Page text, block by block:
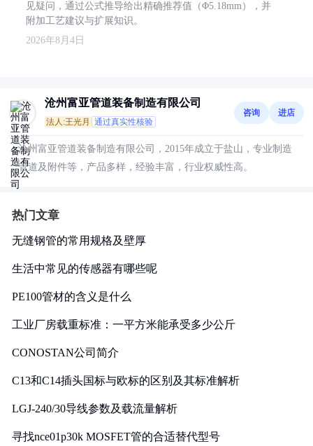
见疑问，通过公式推导给出精确推荐值（Φ5.18mm），并
附加工艺建议与扩展知识。
2026年8月4日
沧州富亚管道装备制造有限公司
法人:王光月 通过真实性核验
咨询 进店
沧州富亚管道装备制造有限公司，2015年成立于盐山，专业制造
管道及附件等，产品多样，经验丰富，行业权威性高。
热门文章
无缝钢管的常用规格及壁厚
生活中常见的传感器有哪些呢
PE100管材的含义是什么
工业厂房载重标准：一平方米能承受多少公斤
CONOSTAN公司简介
C13和C14插头国标与欧标的区别及其标准解析
LGJ-240/30导线参数及载流量解析
寻找nce01p30k MOSFET管的合适替代型号